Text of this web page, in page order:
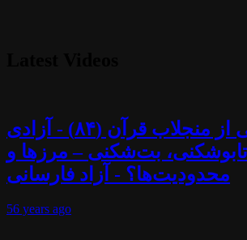
تلاوت آیاتی از منجلاب قرآن (۸۴) - آزادی
تابوشکنی، بت‌شکنی – مرزها و
محدودیت‌ها؟ - آزاد فارسانی
56 years ago